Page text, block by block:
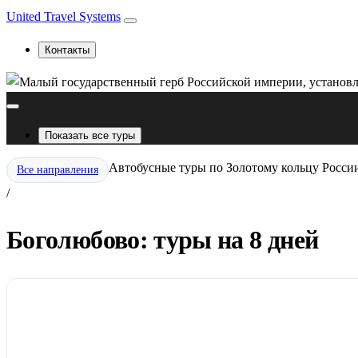
United Travel Systems
Контакты
Показать все туры
Все направления
/
Автобусные туры по Золотому кольцу
Боголюбово: туры на 8 дней